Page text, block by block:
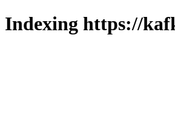
Indexing https://